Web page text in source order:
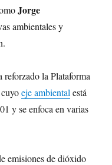
Jorge
ambientales y
reforzado la Plataforma
cuyoeje ambiental está
y se enfoca en varias
emisiones de dióxido